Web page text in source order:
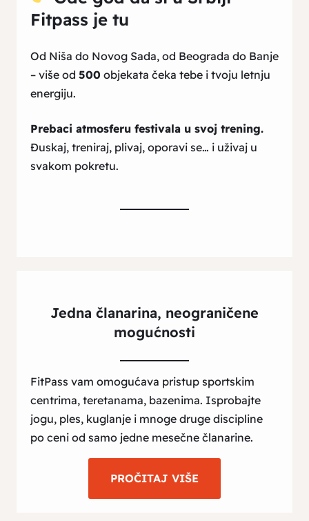
Fitpass je tu
Od Niša do Novog Sada, od Beograda do Banje
– više od 500 objekata čeka tebe i tvoju letnju
energiju.
Prebaci atmosferu festivala u svoj trening.
Đuskaj, treniraj, plivaj, oporavi se… i uživaj u
svakom pokretu.
Jedna članarina, neograničene
mogućnosti
FitPass vam omogućava pristup sportskim
centrima, teretanama, bazenima. Isprobajte
jogu, ples, kuglanje i mnoge druge discipline
po ceni od samo jedne mesečne članarine.
PROČITAJ VIŠE